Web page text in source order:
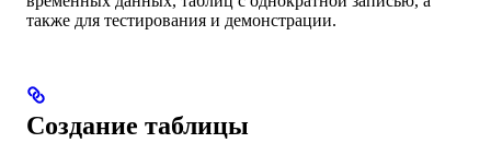
также для тестирования и демонстрации.
Создание таблицы